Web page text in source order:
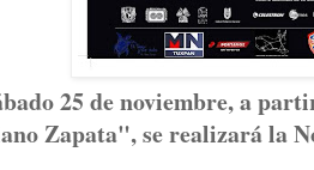
25 de noviembre, a
Zapata", se realizará la